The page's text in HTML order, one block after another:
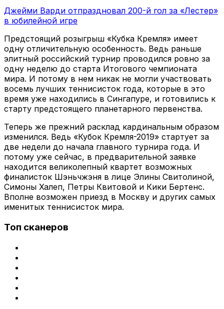
Джейми Варди отпраздновал 200-й гол за «Лестер»
в юбилейной игре
Предстоящий розыгрыш «Кубка Кремля» имеет
одну отличительную особенность. Ведь раньше
элитный российский турнир проводился ровно за
одну неделю до старта Итогового чемпионата
мира. И потому в нем никак не могли участвовать
восемь лучших теннисисток года, которые в это
время уже находились в Сингапуре, и готовились к
старту предстоящего планетарного первенства.
Теперь же прежний расклад кардинальным образом
изменился. Ведь «Кубок Кремля-2019» стартует за
две недели до начала главного турнира года. И
потому уже сейчас, в предварительной заявке
находится великолепный квартет возможных
финалисток Шэньчжэня в лице Элины Свитолиной,
Симоны Халеп, Петры Квитовой и Кики Бертенс.
Вполне возможен приезд в Москву и других самых
именитых теннисисток мира.
Топ сканеров